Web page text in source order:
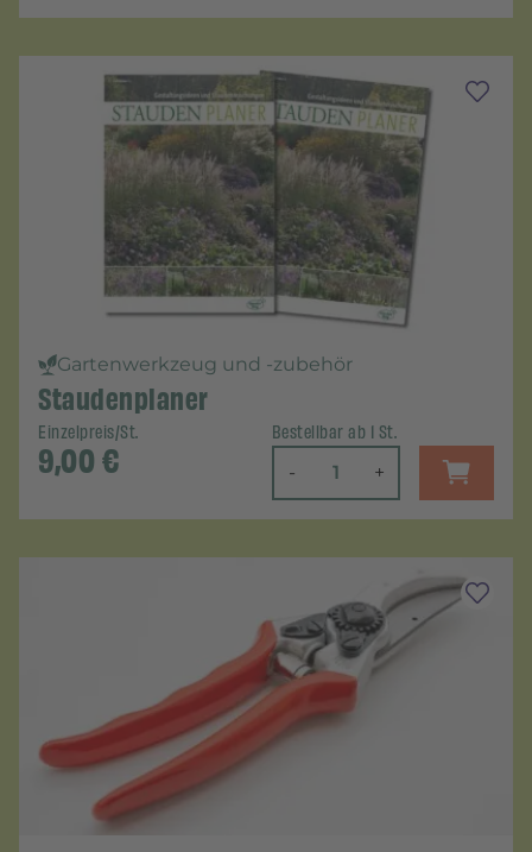
Gartenwerkzeug und -zubehör
Staudenplaner
Einzelpreis/St.
9,00€
Bestellbar ab 1 St.
- +